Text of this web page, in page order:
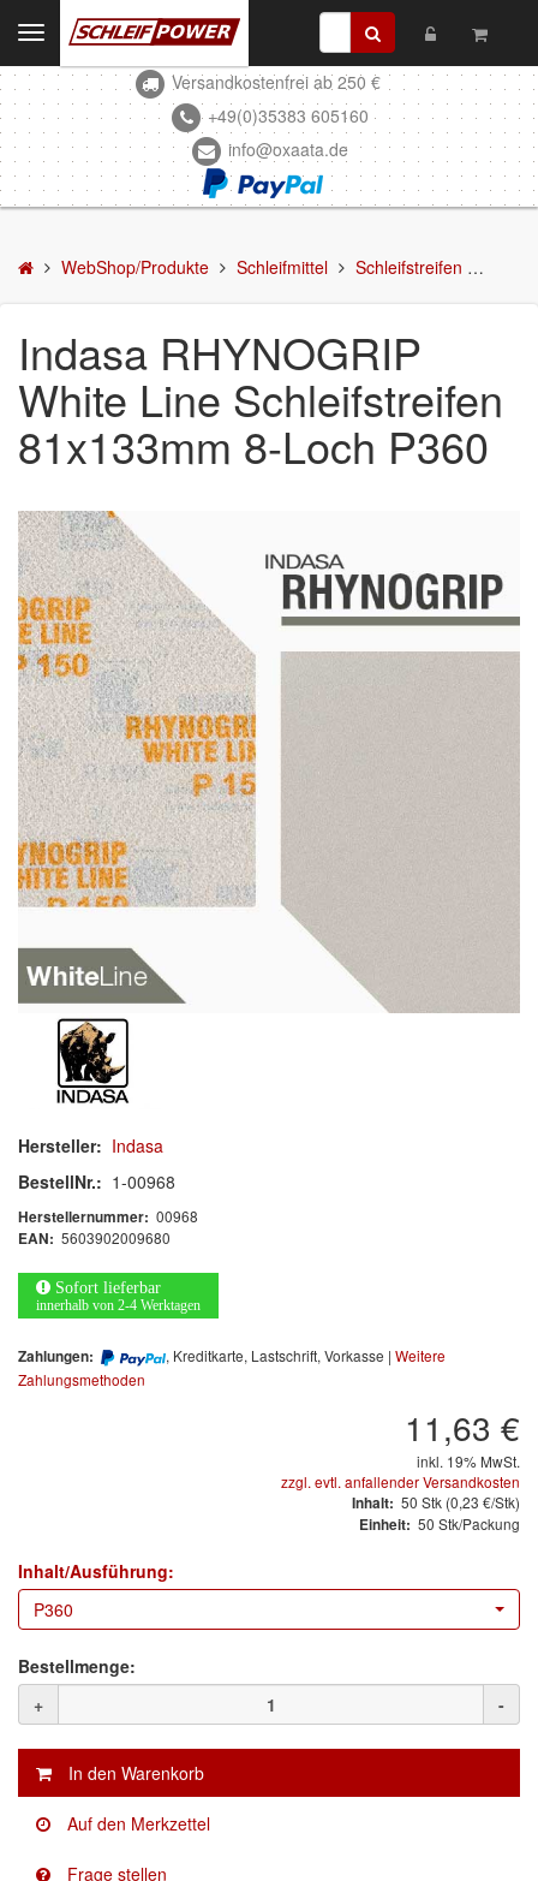
Kontakt
WebShop/Produkte
Schleifmittel
Schleifscheiben
DELTA-Schleifscheiben
Schleifstreifen
Schleifmittel in Rollen
Schleifbogen
Schleifblüten
Schleif-Handpads
Zubehör/Hilfsmittel
Kleben & Beschichten
Abdecken
Spachteln
Lackieren
Polieren
Werkzeug & Maschinen
Reinigen
Arbeitsschutz
Luftfilter
Mischfarben
Restposten
Informationsmaterial
MARKEN
E-D
EVERCOAT
Facdos
Finixa
Indasa
KWASNY
Mirka
Toggle
navigation Versandkostenfrei ab 250 €
+49(0)35383 605160
info@oxaata.de
WebShop/Produkte Schleifmittel Schleifstreifen
Indasa RHYNOGRIP
White Line Schleifstreifen
81x133mm 8-Loch P360
Hersteller: Indasa
BestellNr.: 1-00968
Herstellernummer: 00968
EAN: 5603902009680
Sofort lieferbar
innerhalb von 2-4 Werktagen
Zahlungen: , Kreditkarte, Lastschrift, Vorkasse | Weitere
Zahlungsmethoden
11,63 €
inkl. 19% MwSt.
zzgl. evtl. anfallender Versandkosten
Inhalt: 50 Stk (0,23 €/Stk)
Einheit: 50 Stk/Packung
Inhalt/Ausführung:
P360
Bestellmenge:
+
-